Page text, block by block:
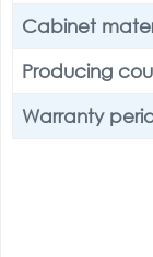
Cabinet
Producing
Warranty